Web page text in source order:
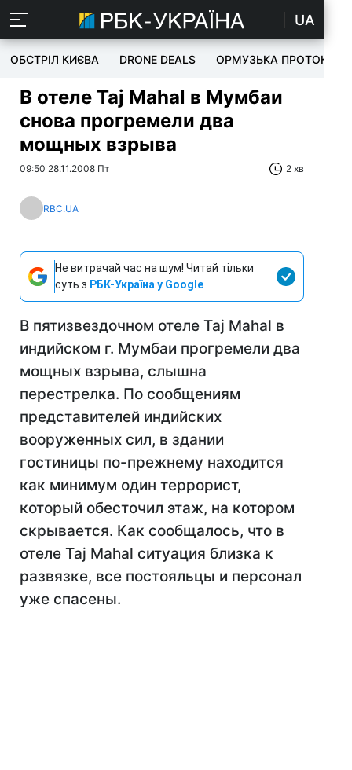
UA
ОБСТРІЛ КИЄВА DRONE DEALS ОРМУЗЬКА ПРОТОКА
В отеле Taj Mahal в Мумбаи
снова прогремели два
мощных взрыва
09:50 28.11.2008 Пт 2 хв
RBC.UA
Не витрачай час на шум! Читай тільки
суть з РБК-Україна у Google
В пятизвездочном отеле Taj Mahal в
индийском г. Мумбаи прогремели два
мощных взрыва, слышна
перестрелка. По сообщениям
представителей индийских
вооруженных сил, в здании
гостиницы по-прежнему находится
как минимум один террорист,
который обесточил этаж, на котором
скрывается. Как сообщалось, что в
отеле Taj Mahal ситуация близка к
развязке, все постояльцы и персонал
уже спасены.